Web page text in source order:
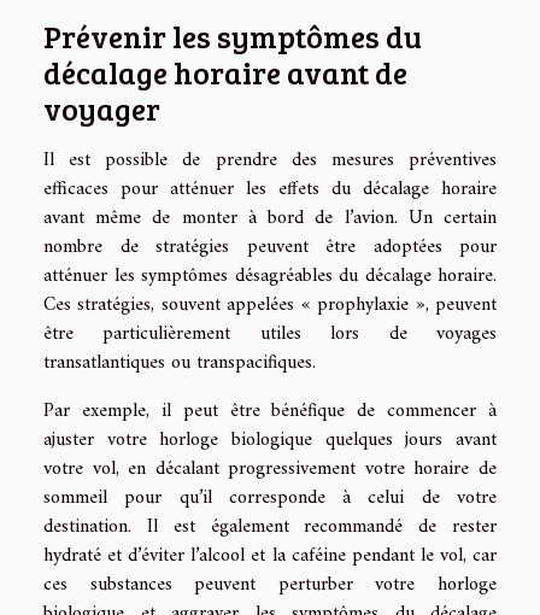
Prévenir les symptômes du
décalage horaire avant de
voyager
Il est possible de prendre des mesures préventives
efficaces pour atténuer les effets du décalage horaire
avant même de monter à bord de l’avion. Un certain
nombre de stratégies peuvent être adoptées pour
atténuer les symptômes désagréables du décalage horaire.
Ces stratégies, souvent appelées « prophylaxie », peuvent
être particulièrement utiles lors de voyages
transatlantiques ou transpacifiques.
Par exemple, il peut être bénéfique de commencer à
ajuster votre horloge biologique quelques jours avant
votre vol, en décalant progressivement votre horaire de
sommeil pour qu’il corresponde à celui de votre
destination. Il est également recommandé de rester
hydraté et d’éviter l’alcool et la caféine pendant le vol, car
ces substances peuvent perturber votre horloge